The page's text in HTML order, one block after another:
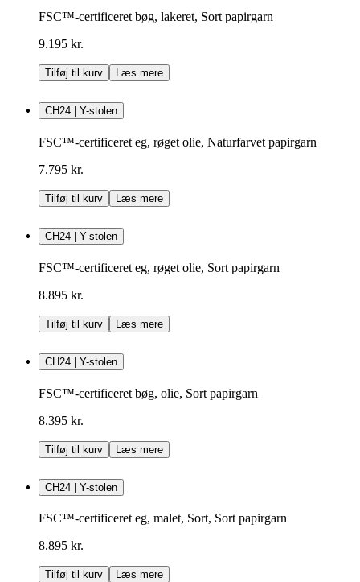
FSC™-certificeret bøg, lakeret, Sort papirgarn
9.195 kr.
Tilføj til kurv Læs mere
CH24 | Y-stolen
FSC™-certificeret eg, røget olie, Naturfarvet papirgarn
7.795 kr.
Tilføj til kurv Læs mere
CH24 | Y-stolen
FSC™-certificeret eg, røget olie, Sort papirgarn
8.895 kr.
Tilføj til kurv Læs mere
CH24 | Y-stolen
FSC™-certificeret bøg, olie, Sort papirgarn
8.395 kr.
Tilføj til kurv Læs mere
CH24 | Y-stolen
FSC™-certificeret eg, malet, Sort, Sort papirgarn
8.895 kr.
Tilføj til kurv Læs mere